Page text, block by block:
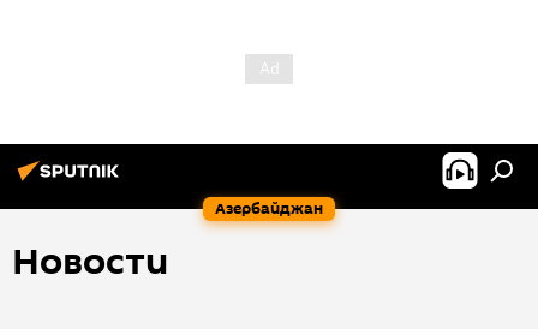
Азербайджан
Новости